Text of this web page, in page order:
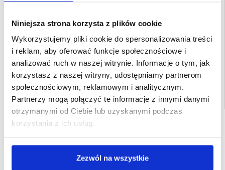
Niniejsza strona korzysta z plików cookie
Wykorzystujemy pliki cookie do spersonalizowania treści
i reklam, aby oferować funkcje społecznościowe i
analizować ruch w naszej witrynie. Informacje o tym, jak
korzystasz z naszej witryny, udostępniamy partnerom
społecznościowym, reklamowym i analitycznym.
Partnerzy mogą połączyć te informacje z innymi danymi
otrzymanymi od Ciebie lub uzyskanymi podczas
korzystania z ich usług.
Zezwól na wszystkie
Ultimate
Przeznaczenie:Huawei Watch Ultimate
EAN: 5714122440747
Powiązane kategorie: Bluetooth,Smartwatch, Paski do smartwatch
SZYBKA DOSTAWA
OBSŁUGA TELEFONICZNA